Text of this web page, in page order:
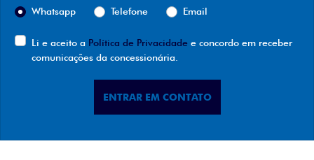
Whatsapp
Telefone Email
Li e aceito a Política de Privacidade e concordo em receber
comunicações da concessionária.
ENTRAR EM CONTATO